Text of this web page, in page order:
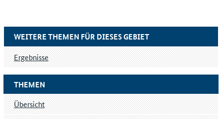
THEMEN
Übersicht
WEITERE THEMEN FÜR DIESES GEBIET
Ergebnisse